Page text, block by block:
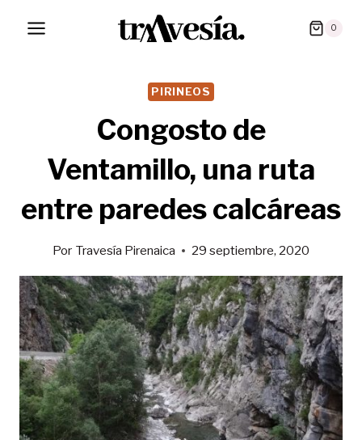
0
PIRINEOS
Congosto de
Ventamillo, una ruta
entre paredes calcáreas
Por Travesía Pirenaica 29 septiembre, 2020